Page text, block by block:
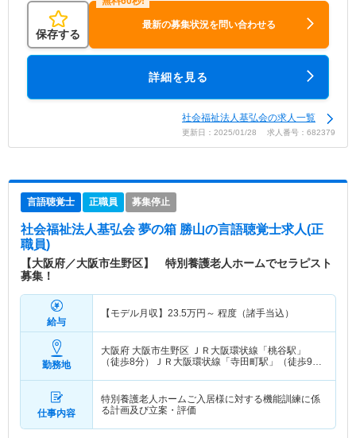
保存する
最新の募集状況を問い合わせる
詳細を見る
社会福祉法人基弘会の求人一覧
更新日：2025/01/28 求人番号：682379
言語聴覚士 正職員 募集停止
社会福祉法人基弘会 夢の箱 勝山の言語聴覚士求人(正
職員)
【大阪府／大阪市生野区】 特別養護老人ホームでセラピスト
募集！
給与
【モデル月収】 23.5万円～ 程度（諸手当込）
勤務地
大阪府 大阪市生野区 ＪＲ大阪環状線「桃谷駅」
（徒歩8分）ＪＲ大阪環状線「寺田町駅」（徒歩9
仕事内容
特別養護老人ホームご入居様に対する機能訓練に係
る計画及び立案・評価